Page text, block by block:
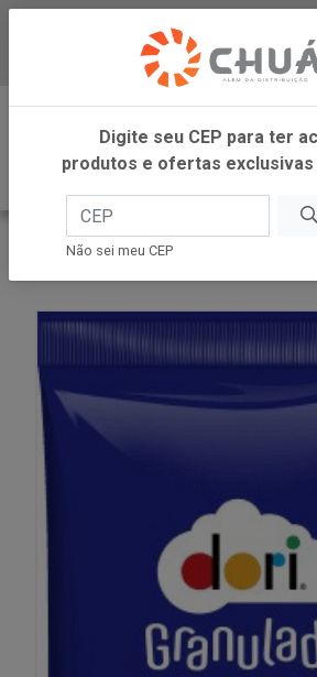
INÍCIO
DORI -SM
Digite seu CEP para ter
produtos e ofertas exclusivas
Não sei meu CEP